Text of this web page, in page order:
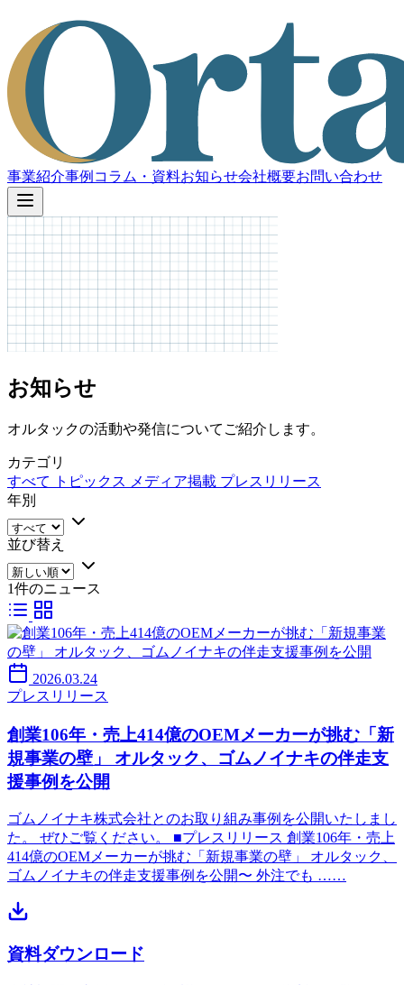
事業紹介事例 コラム・資料お知らせ会社概要お問い合わせ
お知らせ
オルタックの活動や発信についてご紹介します。
カテゴリ
すべて
トピックス メディア掲載 プレスリリース
年別
並び替え
1件のニュース
2026.03.24
プレスリリース
創業106年・売上414億のOEMメーカーが挑む「新
規事業の壁」 オルタック、ゴムノイナキの伴走支
援事例を公開
ゴムノイナキ株式会社とのお取り組み事例を公開いたしまし
た。 ぜひご覧ください。 ■プレスリリース 創業106年・売上
414億のOEMメーカーが挑む「新規事業の壁」 オルタック、
ゴムノイナキの伴走支援事例を公開〜 外注でも ……
資料ダウンロード